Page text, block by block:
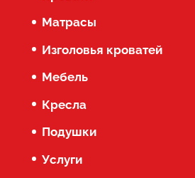
Матрасы
Изголовья кроватей
Мебель
Кресла
Подушки
Услуги